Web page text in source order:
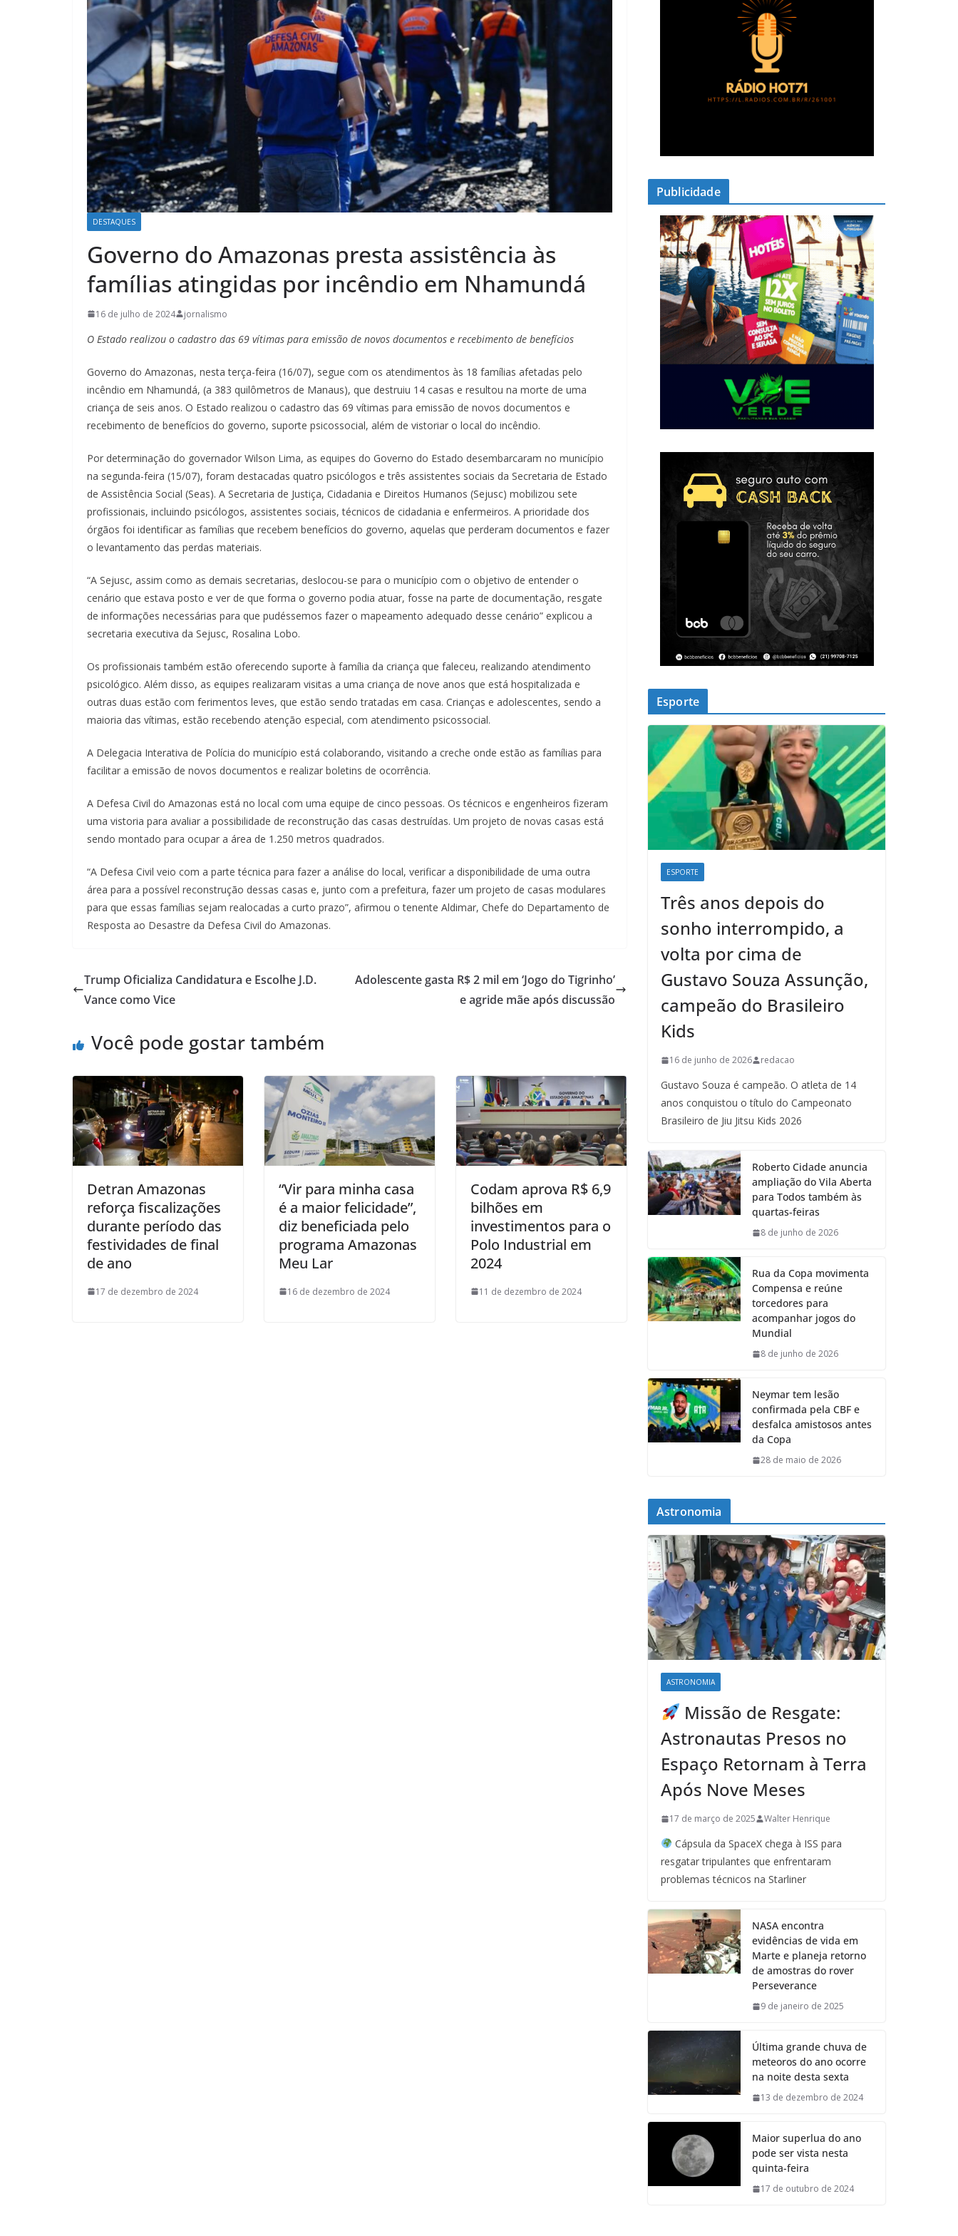
DESTAQUES
Governo do Amazonas presta assistência às
famílias atingidas por incêndio em Nhamundá
16 de julho de 2024 jornalismo
O Estado realizou o cadastro das 69 vítimas para emissão de novos documentos e recebimento de benefícios
Governo do Amazonas, nesta terça-feira (16/07), segue com os atendimentos às 18 famílias afetadas pelo
incêndio em Nhamundá, (a 383 quilômetros de Manaus), que destruiu 14 casas e resultou na morte de uma
criança de seis anos. O Estado realizou o cadastro das 69 vítimas para emissão de novos documentos e
recebimento de benefícios do governo, suporte psicossocial, além de vistoriar o local do incêndio.
Por determinação do governador Wilson Lima, as equipes do Governo do Estado desembarcaram no município
na segunda-feira (15/07), foram destacadas quatro psicólogos e três assistentes sociais da Secretaria de Estado
de Assistência Social (Seas). A Secretaria de Justiça, Cidadania e Direitos Humanos (Sejusc) mobilizou sete
profissionais, incluindo psicólogos, assistentes sociais, técnicos de cidadania e enfermeiros. A prioridade dos
órgãos foi identificar as famílias que recebem benefícios do governo, aquelas que perderam documentos e fazer
o levantamento das perdas materiais.
“A Sejusc, assim como as demais secretarias, deslocou-se para o município com o objetivo de entender o
cenário que estava posto e ver de que forma o governo podia atuar, fosse na parte de documentação, resgate
de informações necessárias para que pudéssemos fazer o mapeamento adequado desse cenário” explicou a
secretaria executiva da Sejusc, Rosalina Lobo.
Os profissionais também estão oferecendo suporte à família da criança que faleceu, realizando atendimento
psicológico. Além disso, as equipes realizaram visitas a uma criança de nove anos que está hospitalizada e
outras duas estão com ferimentos leves, que estão sendo tratadas em casa. Crianças e adolescentes, sendo a
maioria das vítimas, estão recebendo atenção especial, com atendimento psicossocial.
A Delegacia Interativa de Polícia do município está colaborando, visitando a creche onde estão as famílias para
facilitar a emissão de novos documentos e realizar boletins de ocorrência.
A Defesa Civil do Amazonas está no local com uma equipe de cinco pessoas. Os técnicos e engenheiros fizeram
uma vistoria para avaliar a possibilidade de reconstrução das casas destruídas. Um projeto de novas casas está
sendo montado para ocupar a área de 1.250 metros quadrados.
“A Defesa Civil veio com a parte técnica para fazer a análise do local, verificar a disponibilidade de uma outra
área para a possível reconstrução dessas casas e, junto com a prefeitura, fazer um projeto de casas modulares
para que essas famílias sejam realocadas a curto prazo”, afirmou o tenente Aldimar, Chefe do Departamento de
Resposta ao Desastre da Defesa Civil do Amazonas.
Trump Oficializa Candidatura e Escolhe J.D.
Vance como Vice
Adolescente gasta R$ 2 mil em ‘Jogo do Tigrinho’
e agride mãe após discussão
Você pode gostar também
Detran Amazonas
reforça fiscalizações
durante período das
festividades de final
de ano
17 de dezembro de 2024
“Vir para minha casa
é a maior felicidade”,
diz beneficiada pelo
programa Amazonas
Meu Lar
16 de dezembro de 2024
Codam aprova R$ 6,9
bilhões em
investimentos para o
Polo Industrial em
2024
11 de dezembro de 2024
Publicidade
Esporte
ESPORTE
Três anos depois do
sonho interrompido, a
volta por cima de
Gustavo Souza Assunção,
campeão do Brasileiro
Kids
16 de junho de 2026 redacao
Gustavo Souza é campeão. O atleta de 14
anos conquistou o título do Campeonato
Brasileiro de Jiu Jitsu Kids 2026
Roberto Cidade anuncia
ampliação do Vila Aberta
para Todos também às
quartas-feiras
8 de junho de 2026
Rua da Copa movimenta
Compensa e reúne
torcedores para
acompanhar jogos do
Mundial
8 de junho de 2026
Neymar tem lesão
confirmada pela CBF e
desfalca amistosos antes
da Copa
28 de maio de 2026
Astronomia
ASTRONOMIA
Missão de Resgate:
Astronautas Presos no
Espaço Retornam à Terra
Após Nove Meses
17 de março de 2025 Walter Henrique
Cápsula da SpaceX chega à ISS para
resgatar tripulantes que enfrentaram
problemas técnicos na Starliner
NASA encontra
evidências de vida em
Marte e planeja retorno
de amostras do rover
Perseverance
9 de janeiro de 2025
Última grande chuva de
meteoros do ano ocorre
na noite desta sexta
13 de dezembro de 2024
Maior superlua do ano
pode ser vista nesta
quinta-feira
17 de outubro de 2024